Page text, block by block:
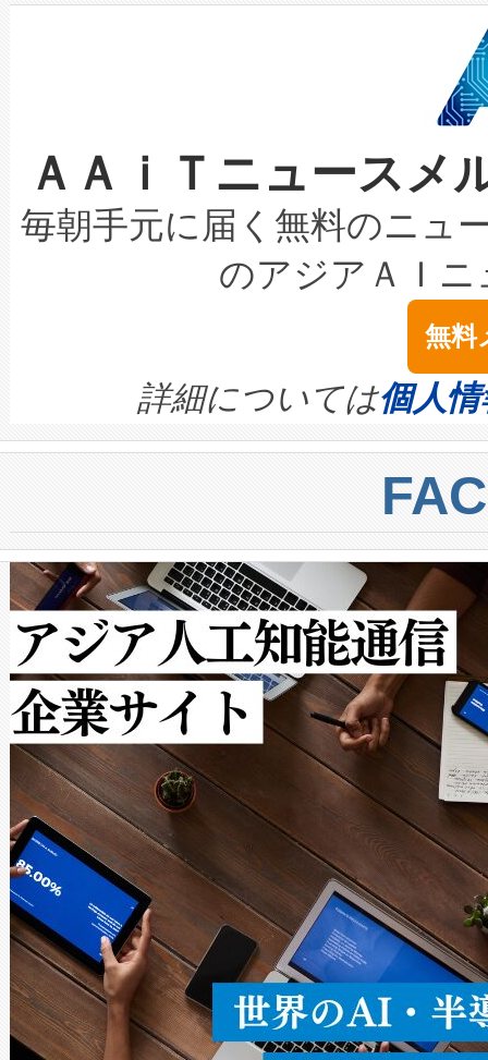
加組織は、Enzeneのバイオ
選定された製品について、自
取得できる可能性もあります
設には、3億～4億ドルかか
最高経営責任者（CEO）であ
す。「当社のfully-connected
ームを利用すれば、6,000万
きます。この効率性は、フェ
事業者の負担軽減という課題
系統連系を迅速にし、ピーク
限を超えて利用可能な電力容
持できるよう貢献します。こ
ービスレベル契約（SLA）違
テリー性能の劣化によるダウ
念は、現在データセンターが
ます。 Voltaiq provides a
quality and reliability for AI
BESS stack to ensure battery
centers. Voltaiqは、ai&のAI
からシステム統合、試運転、
クルの各段階のデータを監視
[…]
狭視野のFOVを切り替えるこ
ケーブル、枝などの細かな対
なレーザースポットにより、
な環境下でも豊かなディテー
キロメートル範囲を検出
LiDAR for Inspections,
は1535 nmレーザーを搭載。
イズの小径化を実現すること
す。ノーマルモードでは、
ートル先まで検出でき、これ
トに対して約600メートルに
では、反射率10％のターゲッ
で向上し、最大検知距離は
ットだけで最大1キロメート
ルの変電所周囲を監視でき、
作業と点群処理を簡素化でき
Avia 2は、2種類のFOVオプシ
× 80°のノーマルモード、長
ードを切り替えて使用するこ
ることなく、単一のデバイス
うにします。遠距離まで届く
密度なスキャ […]
ＡＡｉＴニュース
毎朝手元に届く無料のニュ
のアジアＡＩ
無料
詳細については個人